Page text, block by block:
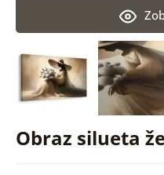
Obraz silueta